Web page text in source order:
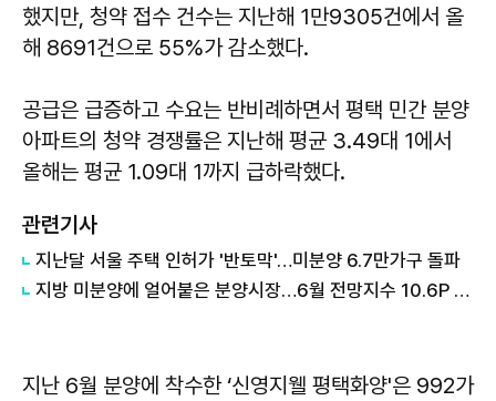
했지만, 청약 접수 건수는 지난해 1만9305건에서 올
해 8691건으로 55%가 감소했다.
공급은 급증하고 수요는 반비례하면서 평택 민간 분양
아파트의 청약 경쟁률은 지난해 평균 3.49대 1에서
올해는 평균 1.09대 1까지 급하락했다.
관련기사
지난달 서울 주택 인허가 '반토막'…미분양 6.7만가구 돌파
지방 미분양에 얼어붙은 분양시장…6월 전망지수 10.6P 급락
지난 6월 분양에 착수한 ‘신영지웰 평택화양'은 992가